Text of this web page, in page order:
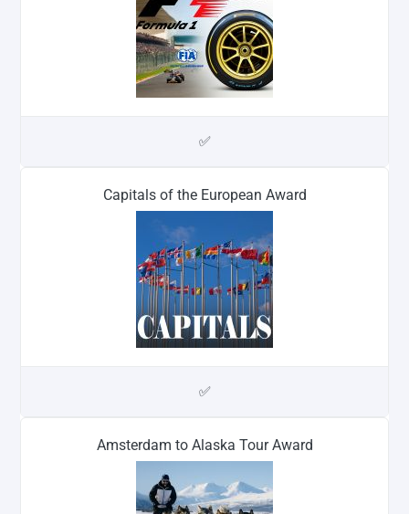
✅
Capitals of the European Award
✅
Amsterdam to Alaska Tour Award